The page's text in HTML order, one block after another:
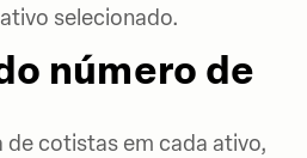
selecionado.
número de
cotistas em cada ativo,